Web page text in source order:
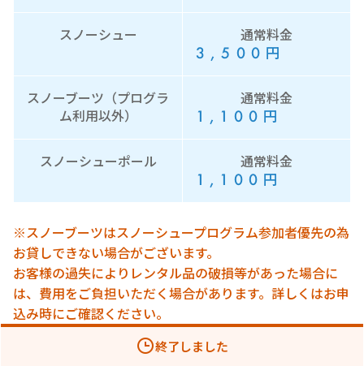
スノーシュー 通常料金
3,500 円
スノーブーツ（プログラ
ム利用以外）
通常料金
1,100 円
スノーシューポール 通常料金
1,100 円
※スノーブーツはスノーシュープログラム参加者優先の為
お貸しできない場合がございます。
お客様の過失によりレンタル品の破損等があった場合に
は、費用をご負担いただく場合があります。詳しくはお申
込み時にご確認ください。
終了しました